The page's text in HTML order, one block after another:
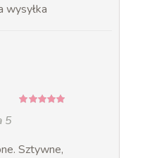
wysyłka
5
Sztywne,